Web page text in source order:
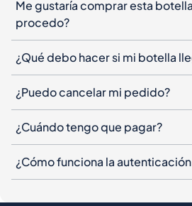
Me gustaría comprar esta
procedo?
¿Qué debo hacer si mi botella
¿Puedo cancelar mi pedido?
¿Cuándo tengo que pagar?
¿Cómo funciona la